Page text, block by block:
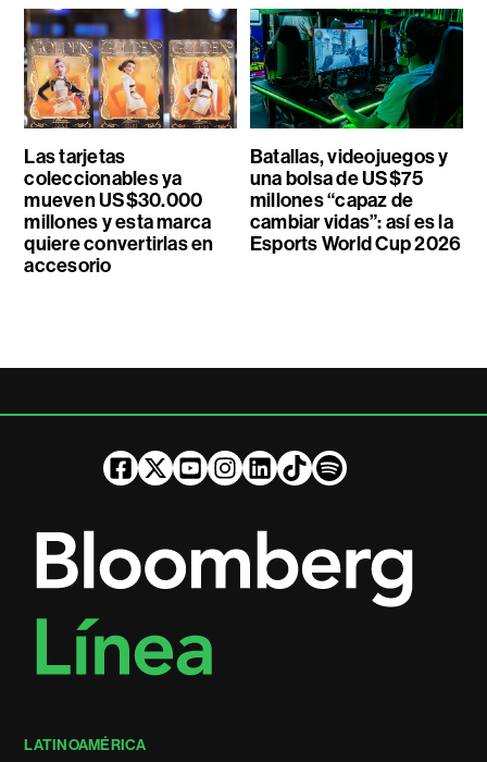
Las tarjetas
coleccionables ya
mueven US$30.000
millones y esta marca
quiere convertirlas en
accesorio
Batallas, videojuegos y
una bolsa de US$75
millones “capaz de
cambiar vidas”: así es la
Esports World Cup 2026
LATINOAMÉRICA